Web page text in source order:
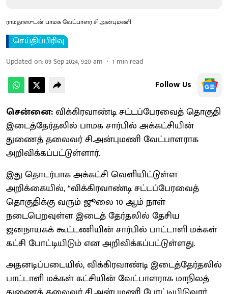
ராமதாஸுடன் பாமக வேட்பாளர் சி.அன்புமணி
செய்திப்பிரிவு
Updated on:09 Sep 2024, 9:20 am 1 min read
Follow Us
சென்னை:விக்கிரவாண்டி சட்டப்பேரவைத் தொகுதி
இடைத்தேர்தலில் பாமக சார்பில் அக்கட்சியின்
துணைத் தலைவர் சி.அன்புமணி வேட்பாளராக
அறிவிக்கப்பட்டுள்ளார்.
இது தொடர்பாக அக்கட்சி வெளியிட்டுள்ள
அறிக்கையில், “விக்கிரவாண்டி சட்டப்பேரவைத்
தொகுதிக்கு வரும் ஜூலை 10 ஆம் நாள்
நடைபெறவுள்ள இடைத் தேர்தலில் தேசிய
ஜனநாயகக் கூட்டணியின் சார்பில் பாட்டாளி மக்கள்
கட்சி போட்டியிடும் என அறிவிக்கப்பட்டுள்ளது.
அதனடிப்படையில், விக்கிரவாண்டி இடைத்தேர்தலில்
பாட்டாளி மக்கள் கட்சியின் வேட்பாளராக மாநிலத்